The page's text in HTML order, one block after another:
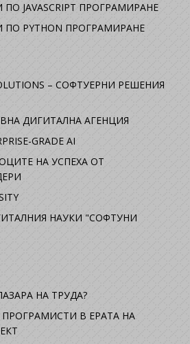
JAVASCRIPT ПРОГРАМИРАНЕ
PYTHON ПРОГРАМИРАНЕ
– СОФТУЕРНИ РЕШЕНИЯ
ДИГИТАЛНА АГЕНЦИЯ
GRADE AI
НА УСПЕХА ОТ
НАУКИ "СОФТУНИ
НА ТРУДА?
В ЕРАТА НА